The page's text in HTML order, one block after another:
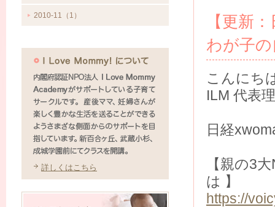
【更新
わが子
こんにち
ILM 代表
日経
【親の3
は 】
https://
2010-11（1）
詳しくはこちら